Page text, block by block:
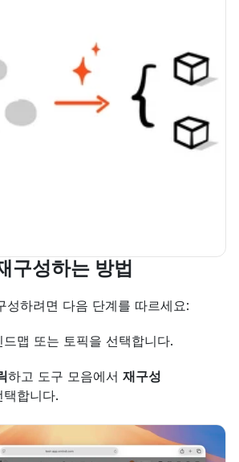
구성하는 방법
성하려면 다음 단계를 따르세요:
맵 또는 토픽을 선택합니다.
하고 도구 모음에서 재구성
택합니다.